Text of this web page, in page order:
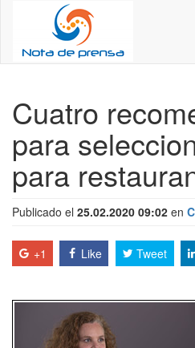
Cuatro
para
para
Publicado el 25.02.2020 09:02 en
+1 Like Tweet